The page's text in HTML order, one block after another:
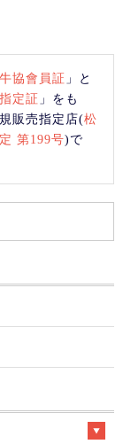
協會員証 」と
定証 」をも
販売指定店(松
第199号)で